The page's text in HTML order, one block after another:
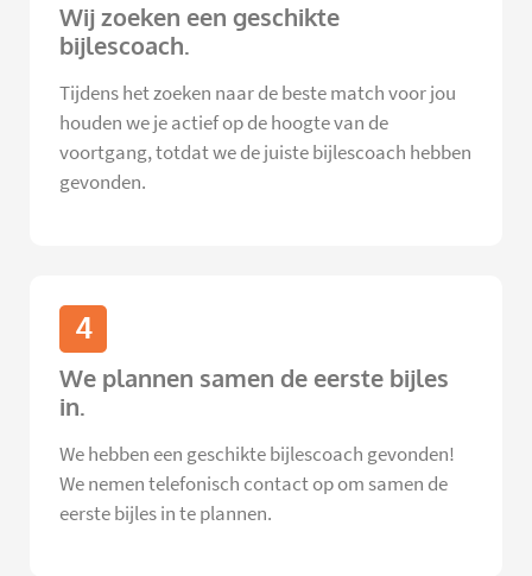
Wij zoeken een geschikte
bijlescoach.
Tijdens het zoeken naar de beste match voor jou
houden we je actief op de hoogte van de
voortgang, totdat we de juiste bijlescoach hebben
gevonden.
4
We plannen samen de eerste bijles
in.
We hebben een geschikte bijlescoach gevonden!
We nemen telefonisch contact op om samen de
eerste bijles in te plannen.